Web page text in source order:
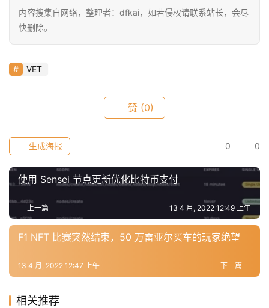
用
工
具
荐
内容搜集自网络，整理者：dfkai，如若侵权请联系站长，会尽
快删除。
VET
赞 (0)
0 0
生成海报
使用 Sensei 节点更新优化比特币支付
上一篇 13 4 月, 2022 12:49 上午
F1 NFT 比赛突然结束，50 万雷亚尔买车的玩家绝望
下一篇
13 4 月, 2022 12:47 上午
相关推荐